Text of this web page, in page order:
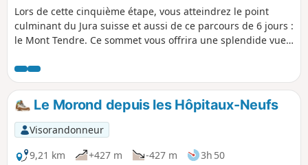
Lors de cette cinquième étape, vous atteindrez le point
culminant du Jura suisse et aussi de ce parcours de 6 jours :
le Mont Tendre. Ce sommet vous offrira une splendide vue
observerez aussi les nombreux "murgers" qui s'étendent
sur des kilomètres. Ce sont des murs empierrés construits
pour délimiter les parcelles ou des enclos pour le parcage
d'animaux.
Le Morond depuis les Hôpitaux-Neufs
Visorandonneur
9,21 km
+427 m -427 m
3h 50